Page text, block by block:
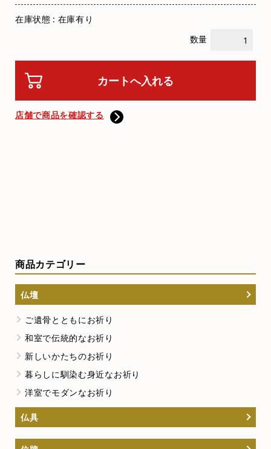
商品カテゴリー
仏壇
ご遺骨とともにお祈り
和室で伝統的なお祈り
新しいかたちのお祈り
暮らしに馴染む身近なお祈り
洋室でモダンなお祈り
仏具
在庫状態 : 在庫有り
数量
店舗で商品を確認する